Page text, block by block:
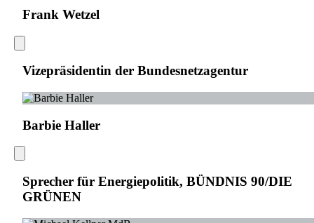
Frank Wetzel
Vizepräsidentin der Bundesnetzagentur
Barbie Haller
Sprecher für Energiepolitik, BÜNDNIS 90/DIE
GRÜNEN